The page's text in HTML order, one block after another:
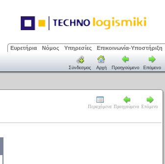
Ευρετήρια Νόμος Υπηρεσίες Επικοινωνία-Υποστήριξη
Σύνδεσμος Αρχή Προηγούμενο Επόμενο